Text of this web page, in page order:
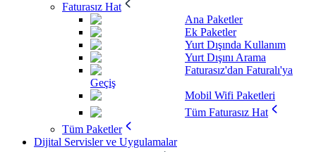
Faturasız Hat
Ana Paketler
Ek Paketler
Yurt Dışında Kullanım
Yurt Dışını Arama
Faturasız'dan Faturalı'ya
Geçiş
Mobil Wifi Paketleri
Tüm Faturasız Hat
Tüm Paketler
Dijital Servisler ve Uygulamalar